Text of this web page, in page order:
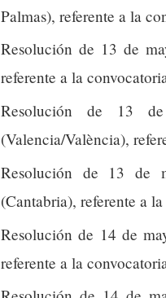
Palmas), referente a la
Resolución de 13 de
referente a la
Resolución de 13
(Valencia/València),
Resolución de 13 de
(Cantabria), referente a
Resolución de 14 de
referente a la